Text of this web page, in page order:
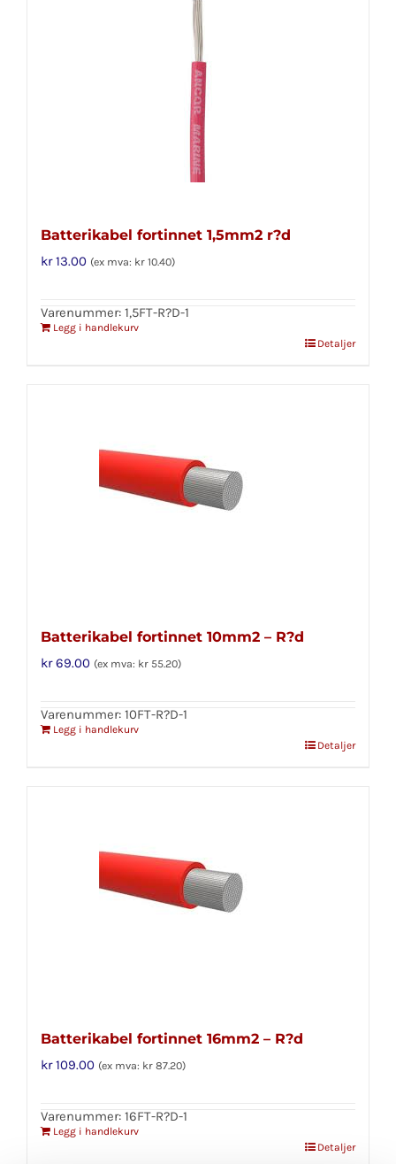
Batterikabel fortinnet 1,5mm2 r?d
kr13.00 (ex mva: kr 10.40)
Varenummer: 1,5FT-R?D-1
Legg i handlekurv
Detaljer
Batterikabel fortinnet 10mm2 – R?d
kr69.00 (ex mva: kr 55.20)
Varenummer: 10FT-R?D-1
Legg i handlekurv
Detaljer
Batterikabel fortinnet 16mm2 – R?d
kr109.00 (ex mva: kr 87.20)
Varenummer: 16FT-R?D-1
Legg i handlekurv
Detaljer